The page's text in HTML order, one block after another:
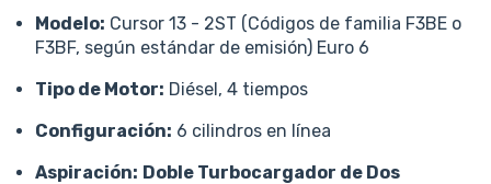
Modelo: Cursor 13 - 2ST (Códigos de familia F3BE o
F3BF, según estándar de emisión) Euro 6
Tipo de Motor: Diésel, 4 tiempos
Configuración: 6 cilindros en línea
Aspiración: Doble Turbocargador de Dos